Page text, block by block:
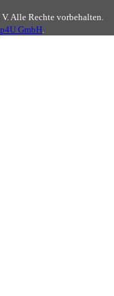
Alle Rechte vorbehalten.
GmbH.